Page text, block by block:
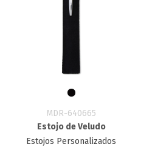
MDR-640665
Estojo de Veludo
Estojos Personalizados